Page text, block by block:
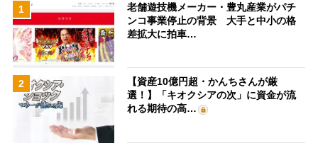
1
老舗遊技機メーカー・豊丸産業がパチ
ンコ事業停止の背景 大手と中小の格
差拡大に拍車…
2
【資産10億円超・かんちさんが厳
選！】「キオクシアの次」に資金が流
れる期待の高…